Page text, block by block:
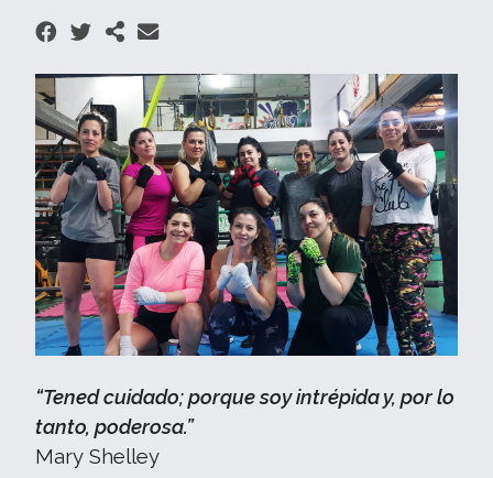
“Tened cuidado; porque soy intrépida y, por lo
tanto, poderosa.”
Mary Shelley